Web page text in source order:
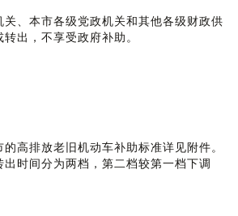
、本市各级党政机关和其他各级财政供
出，不享受政府补助。
排放老旧机动车补助标准详见附件。
时间分为两档，第二档较第一档下调